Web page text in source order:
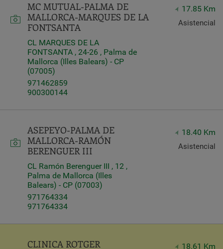
Distancia
Servicios
MC MUTUAL-PALMA DE
MALLORCA-MARQUES DE LA
FONTSANTA
CL MARQUES DE LA
FONTSANTA , 24-26 , Palma de
Mallorca (Illes Balears) - CP
(07005)
971462859
900300144
17.85 Km
Asistencial
ASEPEYO-PALMA DE
MALLORCA-RAMÓN
BERENGUER III
CL Ramón Berenguer III , 12 ,
Palma de Mallorca (Illes
Balears) - CP (07003)
971764334
971764334
18.40 Km
Asistencial
CLINICA ROTGER 18.61 Km